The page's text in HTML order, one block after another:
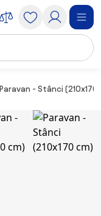
Paravan - Stânci (210x170